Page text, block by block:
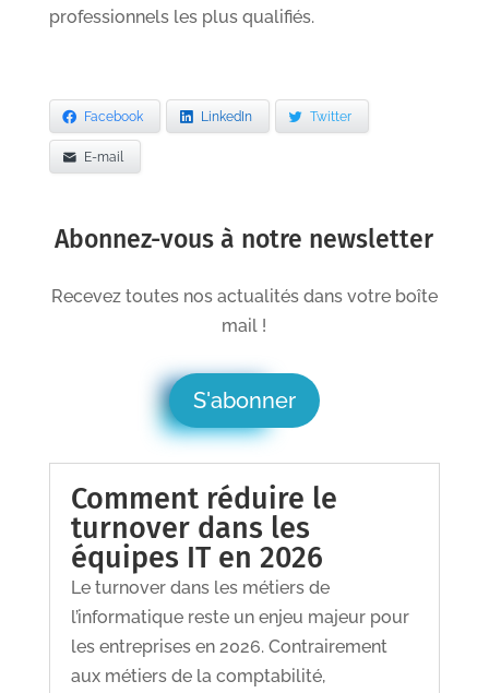
professionnels les plus qualifiés.
Facebook LinkedIn Twitter
E-mail
Abonnez-vous à notre newsletter
Recevez toutes nos actualités dans votre boîte
mail !
S'abonner
Comment réduire le
turnover dans les
équipes IT en 2026
Le turnover dans les métiers de
l’informatique reste un enjeu majeur pour
les entreprises en 2026. Contrairement
aux métiers de la comptabilité,